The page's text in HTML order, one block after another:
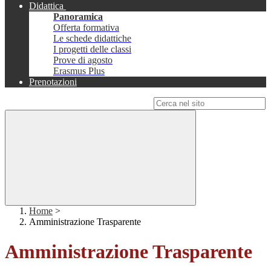
Didattica
Panoramica
Offerta formativa
Le schede didattiche
I progetti delle classi
Prove di agosto
Erasmus Plus
Prenotazioni
Home >
Amministrazione Trasparente
Amministrazione Trasparente